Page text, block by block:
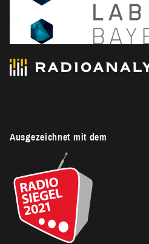
Ausgezeichnet mit dem